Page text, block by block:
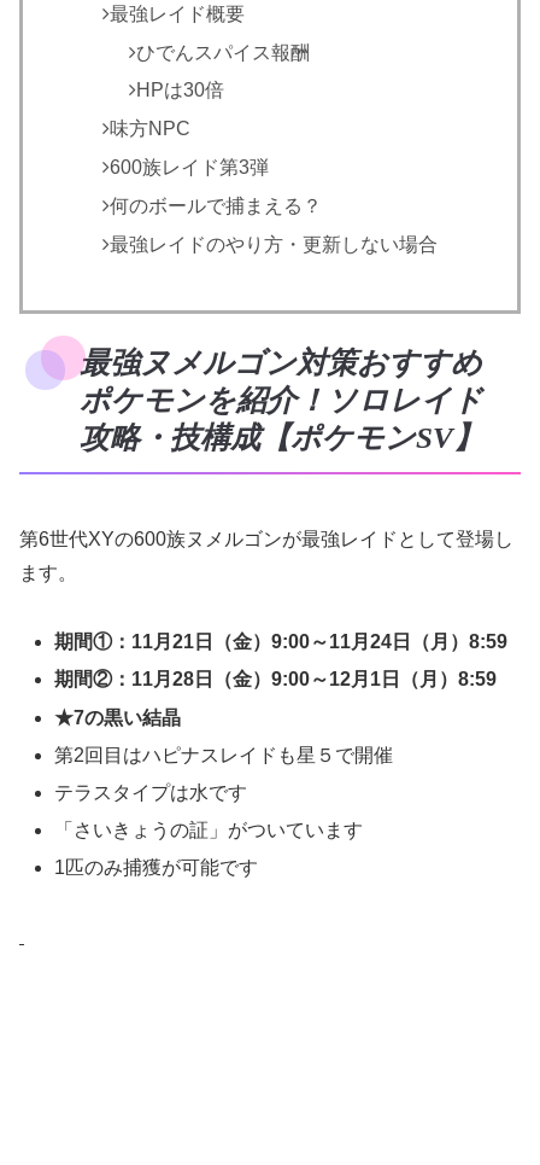
最強レイド概要
ひでんスパイス報酬
HPは30倍
味方NPC
600族レイド第3弾
何のボールで捕まえる？
最強レイドのやり方・更新しない場合
最強ヌメルゴン対策おすすめ
ポケモンを紹介！ソロレイド
攻略・技構成【ポケモンSV】
第6世代XYの600族ヌメルゴンが最強レイドとして登場し
ます。
期間①：11月21日（金）9:00～11月24日（月）8:59
期間②：11月28日（金）9:00～12月1日（月）8:59
★7の黒い結晶
第2回目はハピナスレイドも星５で開催
テラスタイプは水です
「さいきょうの証」がついています
1匹のみ捕獲が可能です